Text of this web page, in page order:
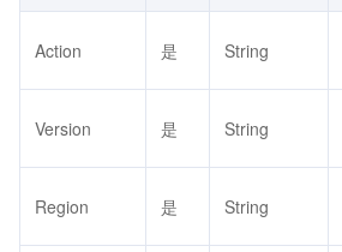
Action 是 String
Version 是 String
Region 是 String